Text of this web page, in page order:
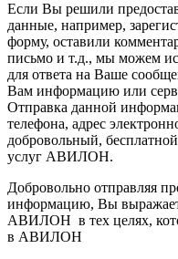
Если Вы решили
данные, например,
форму, оставили
письмо и т.д., мы можем
для ответа на Ваше
Вам информацию или
Отправка данной
телефона, адрес
добровольный,
услуг АВИЛОН.
Добровольно отправляя
информацию, Вы
АВИЛОН в тех целях,
в АВИЛОН